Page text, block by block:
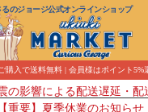
るのジョージ公式オンラインショップ
購入で送料無料 | 会員様はポイント5%
の影響による配送遅延・
【重要】夏季休業のお知らせ